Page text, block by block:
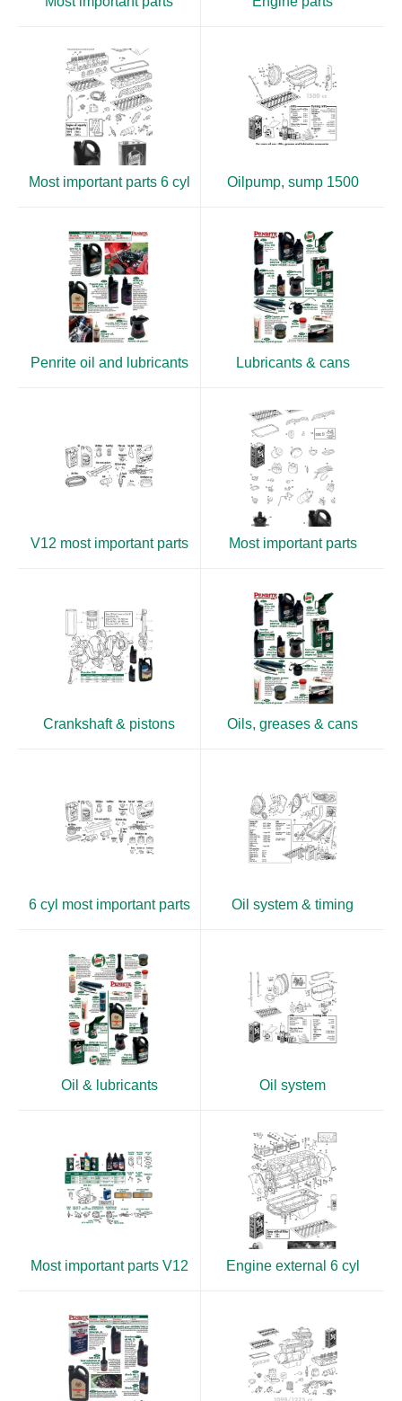
Most important parts 6 cyl Oilpump, sump 1500
Penrite oil and lubricants Lubricants & cans
V12 most important parts Most important parts
Crankshaft & pistons Oils, greases & cans
6 cyl most important parts Oil system & timing
Oil & lubricants Oil system
Most important parts V12 Engine external 6 cyl